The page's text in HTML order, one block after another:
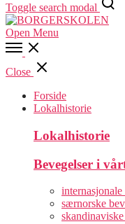
Toggle search modal
Open Menu
Close
Forside
Lokalhistorie
Lokalhistorie
Bevegelser i
særnorske